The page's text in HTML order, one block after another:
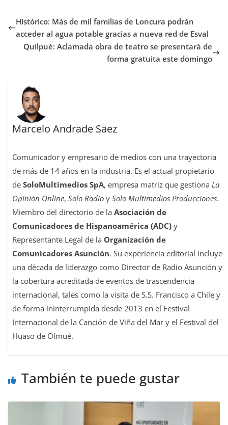
o
o
k
e
r
A
p
p
d
o
n
r
e
s
r
d
I
n
r
t
i
Histórico: Más de mil familias de Loncura podrán
acceder al agua potable gracias a nueva red de Esval
Quilpué: Aclamada obra de teatro se presentará de
forma gratuita este domingo
Marcelo Andrade Saez
Comunicador y empresario de medios con una trayectoria
de más de 14 años en la industria. Es el actual propietario
deSoloMultimedios SpA, empresa matriz que gestiona La
Opinión Online,Solo Radio ySolo Multimedios Producciones.
Miembro del directorio de laAsociación de
Comunicadores de Hispanoamérica (ADC) y
Representante Legal de la Organización de
Comunicadores Asunción. Su experiencia editorial incluye
una década de liderazgo como Director de Radio Asunción y
la cobertura acreditada de eventos de trascendencia
internacional, tales como la visita de S.S. Francisco a Chile y
de forma ininterrumpida desde 2013 en el Festival
Internacional de la Canción de Viña del Mar y el Festival del
Huaso de Olmué.
También te puede gustar